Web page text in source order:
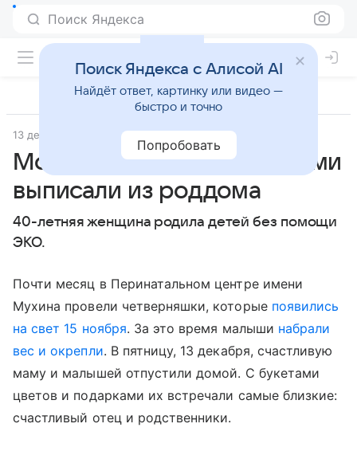
Поиск Яндекса
13 декабря 2019 Комсомольская правда
Москвичку с четверняшками
выписали из роддома
40-летняя женщина родила детей без помощи
ЭКО.
Почти месяц в Перинатальном центре имени
Мухина провели четверняшки, которые появились
на свет 15 ноября. За это время малыши набрали
вес и окрепли. В пятницу, 13 декабря, счастливую
маму и малышей отпустили домой. С букетами
цветов и подарками их встречали самые близкие:
счастливый отец и родственники.
Поиск Яндекса с Алисой AI
Найдёт ответ, картинку или видео —
быстро и точно
Попробовать